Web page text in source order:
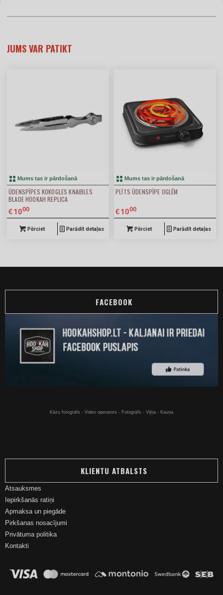
JUMS VAR PATIKT
Mums tas ir pārdošanā
ŪDENSPĪPES KOKOGLES KNAIBLES
BLADE HOOKAH REPLICA
€1000
Pērciet Parādīt detaļas
4.00
Mums tas ir pārdošanā
PLĪTS ŪDENSPĪPE OGLĒM
€1000
Pērciet Parādīt detaļas
FACEBOOK
Kāzu fotogrāfs - Video operators - Fotogrāfs - Viļņa - Kauņa
KLIENTU ATBALSTS
Atsauksmes
Iepirkšanās ratiņi
Apmaksa un piegāde
Pirkšanas nosacījumi
Privātuma politika
Kontakti